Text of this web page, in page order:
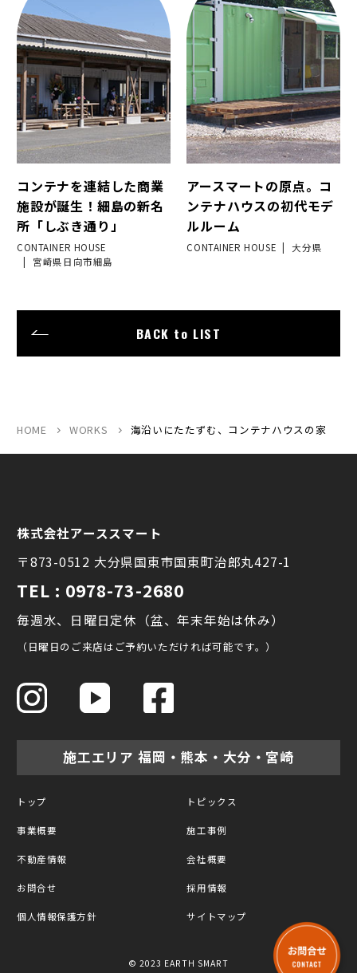
コンテナを連結した商業
施設が誕生！細島の新名
所「しぶき通り」
CONTAINER HOUSE
宮崎県日向市細島
アースマートの原点。コ
ンテナハウスの初代モデ
ルルーム
CONTAINER HOUSE 大分県
BACK to LIST
HOME WORKS 海沿いにたたずむ、コンテナハウスの家
株式会社アーススマート
〒873-0512 大分県国東市国東町治郎丸427-1
TEL : 0978-73-2680
毎週水、日曜日定休（盆、年末年始は休み）
（日曜日のご来店はご予約いただければ可能です。）
施工エリア 福岡・熊本・大分・宮崎
トップ トピックス
事業概要 施工事例
不動産情報 会社概要
お問合せ 採用情報
個人情報保護方針 サイトマップ
© 2023 EARTH SMART